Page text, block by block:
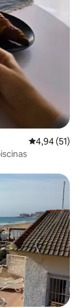
4,94 de uma
4,94 (51)